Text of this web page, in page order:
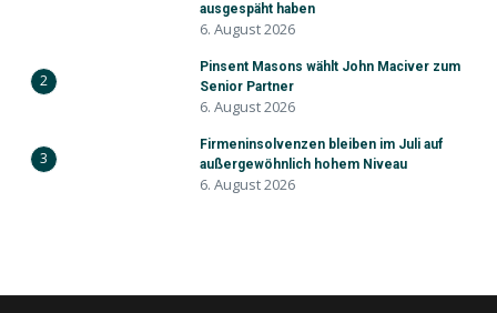
ausgespäht haben
6. August 2026
2
Pinsent Masons wählt John Maciver zum
Senior Partner
6. August 2026
3
Firmeninsolvenzen bleiben im Juli auf
außergewöhnlich hohem Niveau
6. August 2026